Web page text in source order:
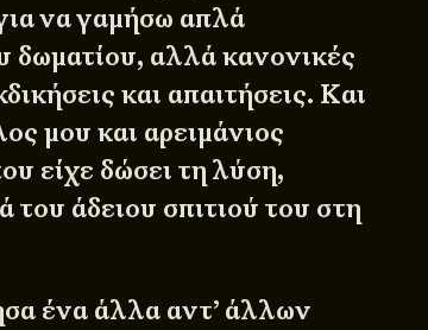
να γαμήσω απλά
δωματίου, αλλά κανονικές
και απαιτήσεις. Και
μου και αρειμάνιος
είχε δώσει τη λύση,
άδειου σπιτιού του στη
ένα άλλα αντ’ άλλων